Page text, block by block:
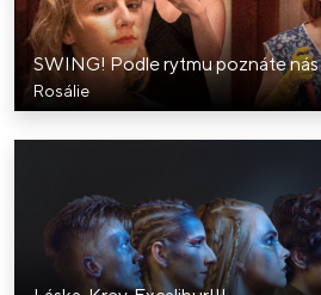
SWING! Podle rytmu poznáte nás
Rosálie